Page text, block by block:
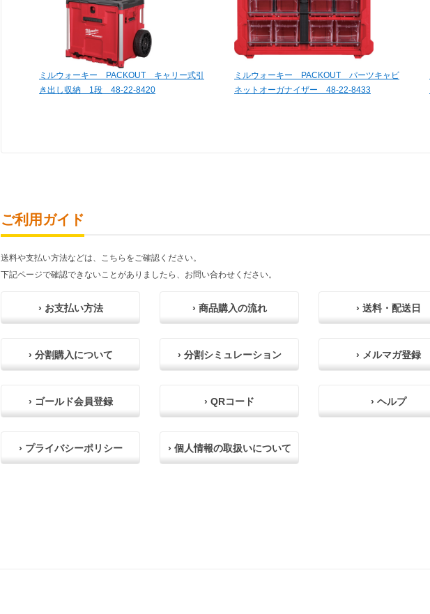
ミルウォーキー PACKOUT キャリー式引
き出し収納 1段 48-22-8420
ミルウォーキー PACKOUT パーツキャビ
ネットオーガナイザー 48-22-8433
ご利用ガイド
送料や支払い方法などは、こちらをご確認ください。
下記ページで確認できないことがありましたら、お問い合わせください。
› お支払い方法 › 商品購入の流れ › 送料・配送日
› 分割購入について › 分割シミュレーション › メルマガ登録
› ゴールド会員登録 › QRコード › ヘルプ
› プライバシーポリシー › 個人情報の取扱いについて